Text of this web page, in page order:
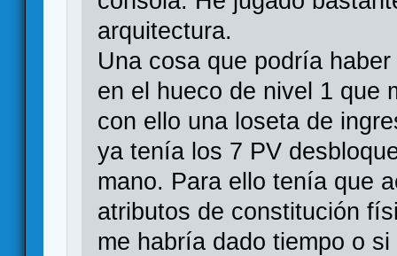
arquitectura.
Una cosa que podría
en el hueco de nivel 1 que
con ello una loseta de
ya tenía los 7 PV
mano. Para ello tenía que
atributos de constitución
me habría dado tiempo o